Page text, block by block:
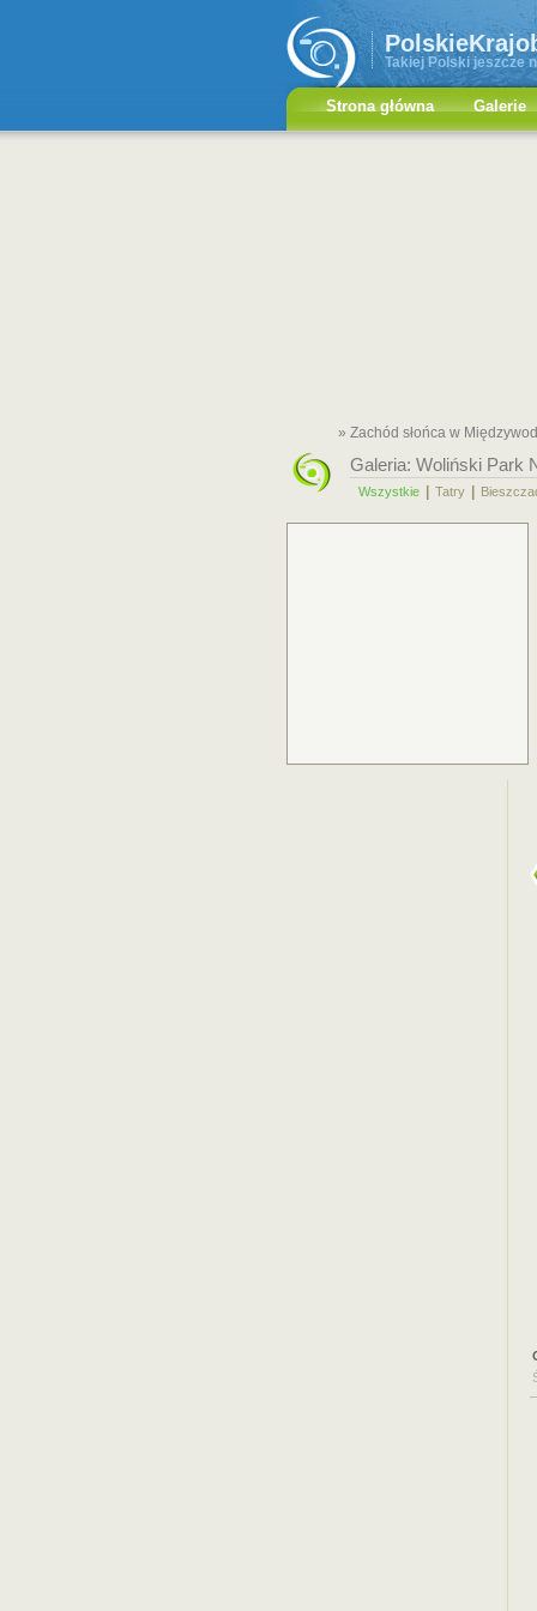
Takiej Polski jeszcze
Strona główna Galerie
» Zachód słońca w
Galeria: Woliński Park
Wszystkie Tatry